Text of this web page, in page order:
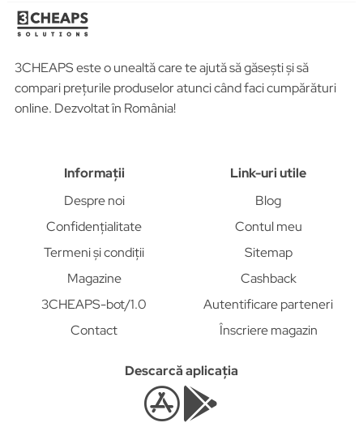
3CHEAPS este o unealtă care te ajută să găsești și să
compari prețurile produselor atunci când faci cumpărături
online. Dezvoltat în România!
Informații
Despre noi
Confidențialitate
Termeni și condiții
Magazine
3CHEAPS-bot/1.0
Contact
Link-uri utile
Blog
Contul meu
Sitemap
Cashback
Autentificare parteneri
Înscriere magazin
Descarcă aplicația